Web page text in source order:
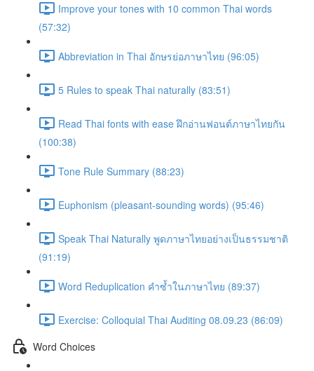
Improve your tones with 10 common Thai words
(57:32)
Abbreviation in Thai อักษรย่อภาษาไทย (96:05)
5 Rules to speak Thai naturally (83:51)
Read Thai fonts with ease ฝึกอ่านฟอนต์ภาษาไทยกัน
(100:38)
Tone Rule Summary (88:23)
Euphonism (pleasant-sounding words) (95:46)
Speak Thai Naturally พูดภาษาไทยอย่างเป็นธรรมชาติ
(91:19)
Word Reduplication คำซ้ำในภาษาไทย (89:37)
Exercise: Colloquial Thai Auditing 08.09.23 (86:09)
Word Choices